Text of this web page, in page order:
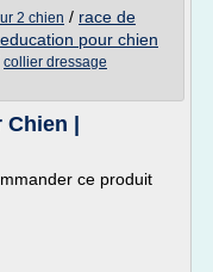
2 chien / race de
pour chien
collier dressage
|
ce produit